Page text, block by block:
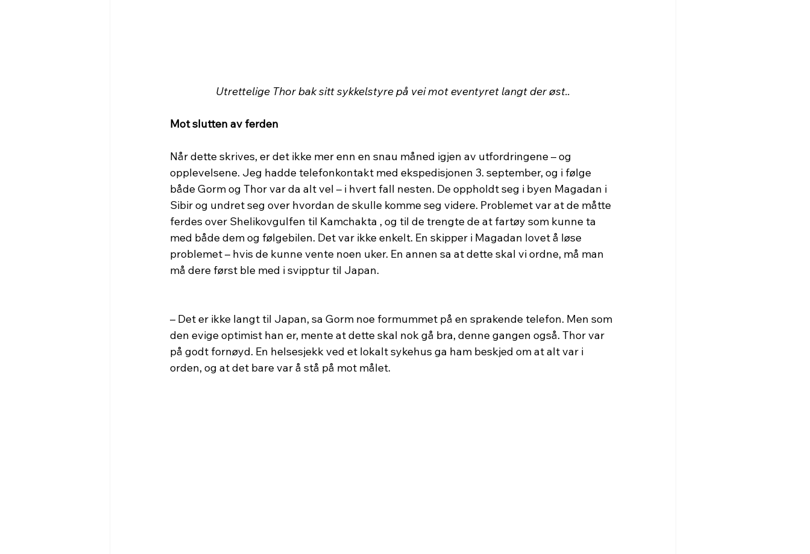
Utrettelige Thor bak sitt sykkelstyre på vei mot eventyret langt der øst..
Mot slutten av ferden
Når dette skrives, er det ikke mer enn en snau måned igjen av utfordringene – og
opplevelsene. Jeg hadde telefonkontakt med ekspedisjonen 3. september, og i følge
både Gorm og Thor var da alt vel – i hvert fall nesten. De oppholdt seg i byen Magadan i
Sibir og undret seg over hvordan de skulle komme seg videre. Problemet var at de måtte
ferdes over Shelikovgulfen til Kamchakta , og til de trengte de at fartøy som kunne ta
med både dem og følgebilen. Det var ikke enkelt. En skipper i Magadan lovet å løse
problemet – hvis de kunne vente noen uker. En annen sa at dette skal vi ordne, må man
må dere først ble med i svipptur til Japan.
– Det er ikke langt til Japan, sa Gorm noe formummet på en sprakende telefon. Men som
den evige optimist han er, mente at dette skal nok gå bra, denne gangen også. Thor var
på godt fornøyd. En helsesjekk ved et lokalt sykehus ga ham beskjed om at alt var i
orden, og at det bare var å stå på mot målet.